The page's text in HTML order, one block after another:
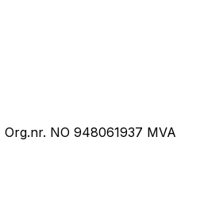
| Org.nr. NO 948061937 MVA